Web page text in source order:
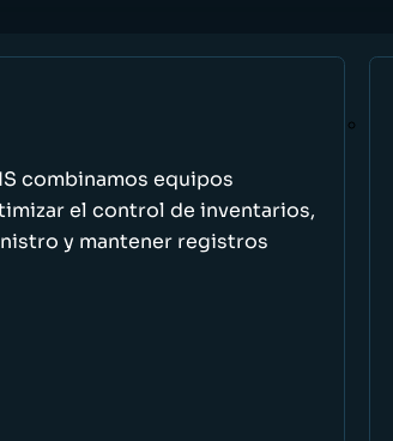
combinamos equipos
el control de inventarios,
y mantener registros